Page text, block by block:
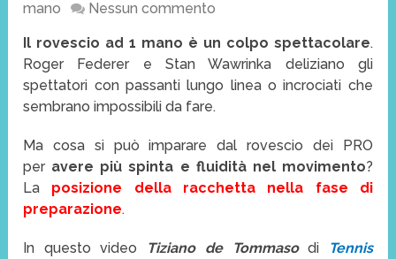
mano Nessun commento
Il rovescio ad 1 mano è un colpo spettacolare.
Roger Federer e Stan Wawrinka deliziano gli
spettatori con passanti lungo linea o incrociati che
sembrano impossibili da fare.
Ma cosa si può imparare dal rovescio dei PRO
per avere più spinta e fluidità nel movimento?
La
posizione della racchetta nella fase di
preparazione.
In questo video Tiziano de Tommasodi
Tennis